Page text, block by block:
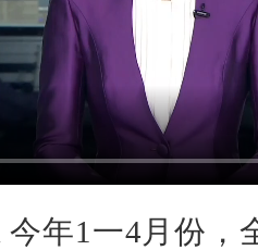
今年1一4月份，